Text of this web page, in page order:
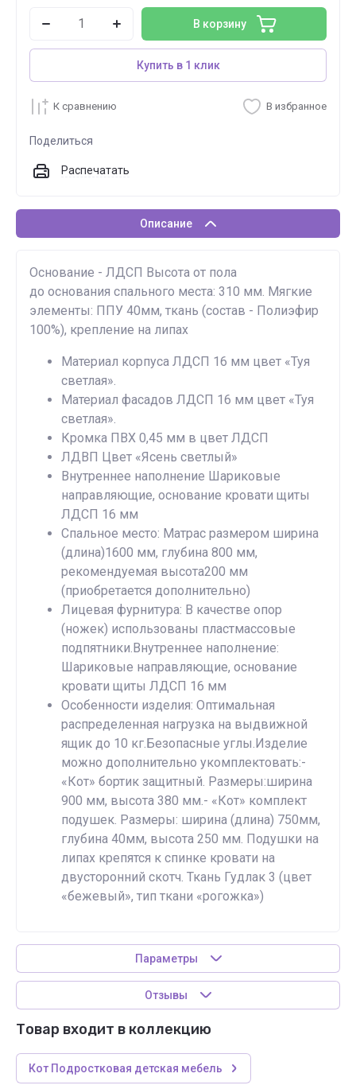
В корзину
Купить в 1 клик
К сравнению В избранное
Поделиться
Распечатать
Описание
Основание - ЛДСП Высота от пола
до основания спального места: 310 мм. Мягкие
элементы: ППУ 40мм, ткань (состав - Полиэфир
100%), крепление на липах
Материал корпуса ЛДСП 16 мм цвет «Туя
светлая».
Материал фасадов ЛДСП 16 мм цвет «Туя
светлая».
Кромка ПВХ 0,45 мм в цвет ЛДСП
ЛДВП Цвет «Ясень светлый»
Внутреннее наполнение Шариковые
направляющие, основание кровати щиты
ЛДСП 16 мм
Спальное место: Матрас размером ширина
(длина)1600 мм, глубина 800 мм,
рекомендуемая высота200 мм
(приобретается дополнительно)
Лицевая фурнитура: В качестве опор
(ножек) использованы пластмассовые
подпятники.Внутреннее наполнение:
Шариковые направляющие, основание
кровати щиты ЛДСП 16 мм
Особенности изделия: Оптимальная
распределенная нагрузка на выдвижной
ящик до 10 кг.Безопасные углы.Изделие
можно дополнительно укомплектовать:-
«Кот» бортик защитный. Размеры:ширина
900 мм, высота 380 мм.- «Кот» комплект
подушек. Размеры: ширина (длина) 750мм,
глубина 40мм, высота 250 мм. Подушки на
липах крепятся к спинке кровати на
двусторонний скотч. Ткань Гудлак 3 (цвет
«бежевый», тип ткани «рогожка»)
Параметры
Отзывы
Товар входит в коллекцию
Кот Подростковая детская мебель